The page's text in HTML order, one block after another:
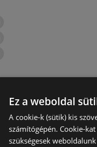
Ez a weboldal
A cookie-k (sütik) kis
számítógépén. Cookie-
szükségesek